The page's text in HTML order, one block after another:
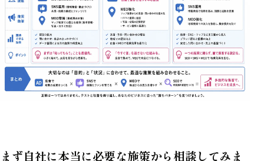
まず自社に本当に必要な施策から相談してみま